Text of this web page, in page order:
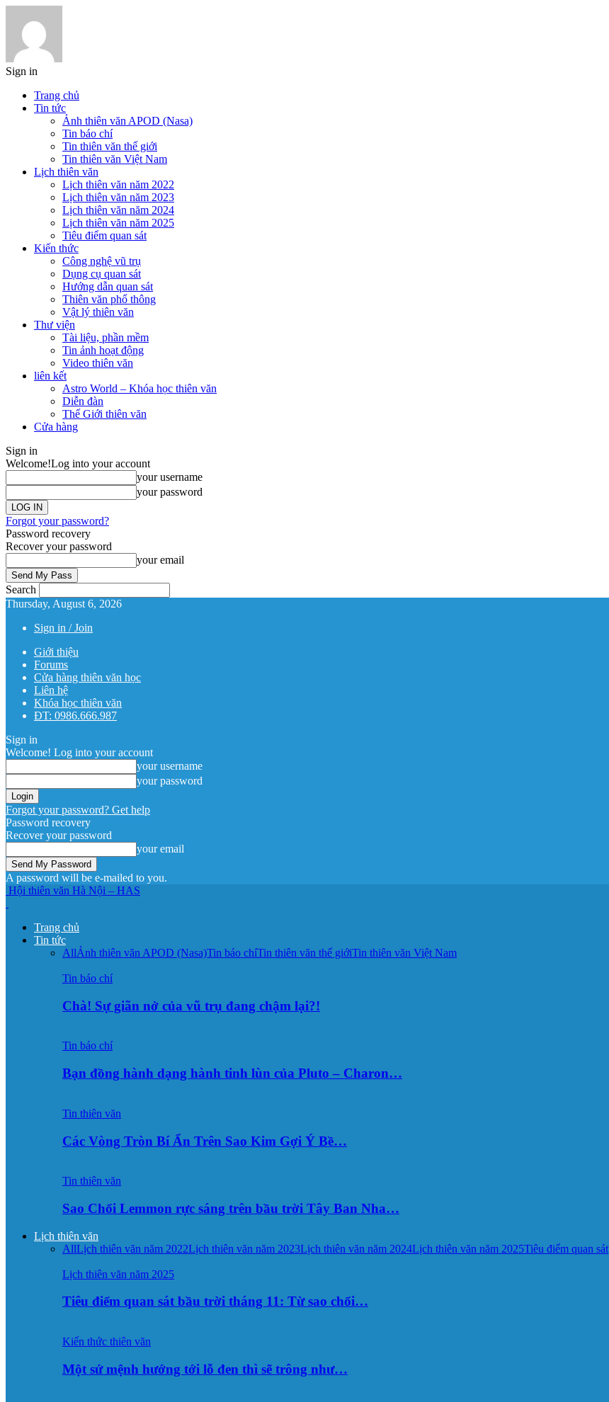
Sign in
Trang chủ
Tin tức
Ảnh thiên văn APOD (Nasa)
Tin báo chí
Tin thiên văn thế giới
Tin thiên văn Việt Nam
Lịch thiên văn
Lịch thiên văn năm 2022
Lịch thiên văn năm 2023
Lịch thiên văn năm 2024
Lịch thiên văn năm 2025
Tiêu điểm quan sát
Kiến thức
Công nghệ vũ trụ
Dụng cụ quan sát
Hướng dẫn quan sát
Thiên văn phổ thông
Vật lý thiên văn
Thư viện
Tài liệu, phần mềm
Tin ảnh hoạt động
Video thiên văn
liên kết
Astro World – Khóa học thiên văn
Diễn đàn
Thế Giới thiên văn
Cửa hàng
Sign in
Welcome!Log into your account
your username
your password
Forgot your password?
Password recovery
Recover your password
your email
Search
Thursday, August 6, 2026
Sign in / Join
Giới thiệu
Forums
Cửa hàng thiên văn học
Liên hệ
Khóa học thiên văn
ĐT: 0986.666.987
Sign in
Welcome! Log into your account
your username
your password
Forgot your password? Get help
Password recovery
Recover your password
your email
A password will be e-mailed to you.
Hội thiên văn Hà Nội – HAS
Trang chủ
Tin tức
AllẢnh thiên văn APOD (Nasa)Tin báo chíTin thiên văn thế giớiTin thiên văn Việt Nam
Tin báo chí
Chà! Sự giãn nở của vũ trụ đang chậm lại?!
Tin báo chí
Bạn đồng hành dạng hành tinh lùn của Pluto – Charon…
Tin thiên văn
Các Vòng Tròn Bí Ẩn Trên Sao Kim Gợi Ý Bề…
Tin thiên văn
Sao Chổi Lemmon rực sáng trên bầu trời Tây Ban Nha…
Lịch thiên văn
AllLịch thiên văn năm 2022Lịch thiên văn năm 2023Lịch thiên văn năm 2024Lịch thiên văn năm 2025Tiêu điểm quan sát
Lịch thiên văn năm 2025
Tiêu điểm quan sát bầu trời tháng 11: Từ sao chổi…
Kiến thức thiên văn
Một sứ mệnh hướng tới lỗ đen thì sẽ trông như…